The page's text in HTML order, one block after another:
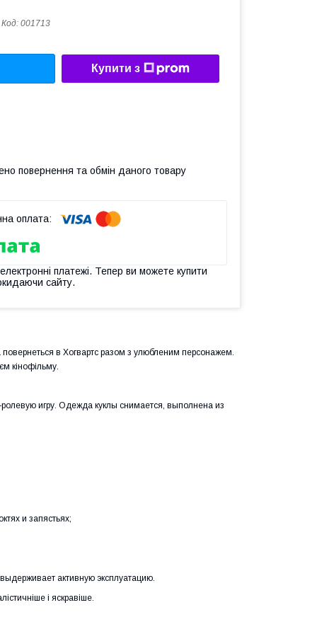
Код: 001713
Купити з
повернення та обмін даного товару
платежі. Тепер ви можете купити
сайту.
повернеться в Хогвартс разом з улюбленим персонажем.
кінофільму.
игру. Одежда куклы снимается, выполнена из
и запястьях;
активную эксплуатацию.
і яскравіше.